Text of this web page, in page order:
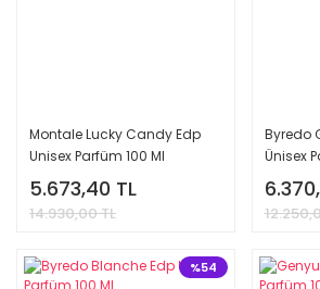
Montale Lucky Candy Edp
Unisex Parfüm 100 Ml
5.673,40 TL
14.930,00 TL
Byredo
Ünisex
%54